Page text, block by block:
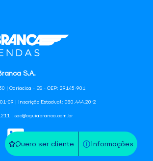
Quero ser cliente Informações
S.A.
| Cariacica - ES - CEP: 29145-901
09 | Inscrição Estadual: 080.444.20-2
| sac@aguiabranca.com.br